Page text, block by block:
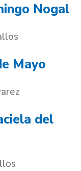
Nogal
Mayo
del